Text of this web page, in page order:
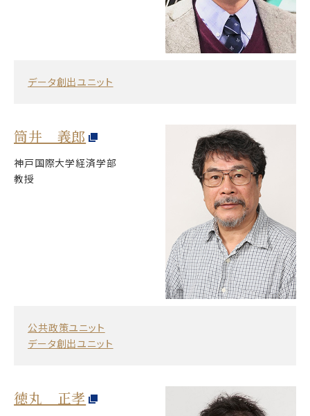
データ創出ユニット
筒井 義郎
神戸国際大学経済学部
教授
公共政策ユニット
データ創出ユニット
徳丸 正孝